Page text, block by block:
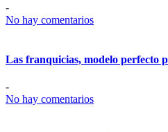
-
No hay comentarios
Las franquicias, modelo perfecto
-
No hay comentarios